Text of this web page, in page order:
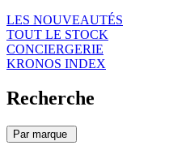
LES NOUVEAUTÉS
TOUT LE STOCK
CONCIERGERIE
KRONOS INDEX
Recherche
Par marque